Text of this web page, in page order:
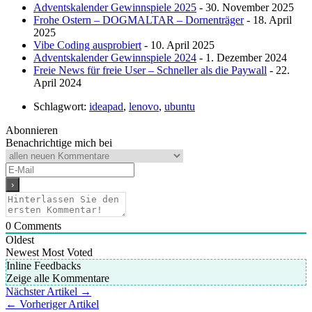
Adventskalender Gewinnspiele 2025 - 30. November 2025
Frohe Ostern – DOGMALTAR – Dornenträger- 18. April
2025
Vibe Coding ausprobiert - 10. April 2025
Adventskalender Gewinnspiele 2024 - 1. Dezember 2024
Freie News für freie User – Schneller als die Paywall - 22.
April 2024
Schlagwort: ideapad, lenovo, ubuntu
Abonnieren
Benachrichtige mich bei
0 Comments
Oldest
Newest Most Voted
Inline Feedbacks
Zeige alle Kommentare
Nächster Artikel →
← Vorheriger Artikel